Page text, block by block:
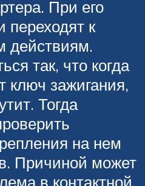
При его
переходят к
действиям.
так, что когда
ключ зажигания,
Тогда
на нем
Причиной может
в контактной